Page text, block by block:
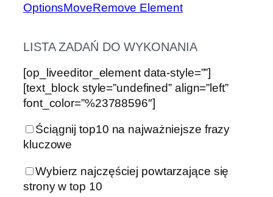
OptionsMoveRemove Element
LISTA ZADAŃ DO WYKONANIA
[op_liveeditor_element data-style=””]
[text_block style=”undefined” align=”left”
font_color=”%23788596″]
Ściągnij top10 na najważniejsze frazy
kluczowe
Wybierz najczęściej powtarzające się
strony w top 10